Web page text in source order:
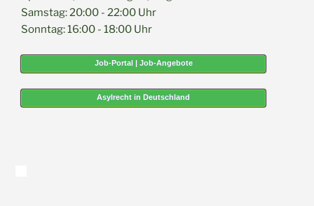
Samstag: 20:00 - 22:00 Uhr
Sonntag: 16:00 - 18:00 Uhr
Job-Portal | Job-Angebote
Asylrecht in Deutschland